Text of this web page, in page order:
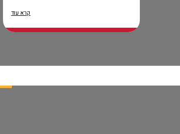
קרא עוד